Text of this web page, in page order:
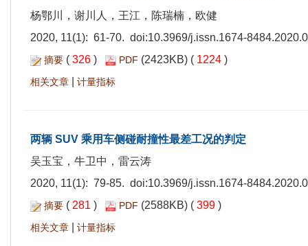
杨鄂川，谢川人，王江，陈瑞楠，欧健
2020, 11(1): 61-70. doi:10.3969/j.issn.1674-
摘要 ( 326 ) PDF (2423KB) ( 1224 )
相关文章 计量指标
两辆 SUV 乘用车侧碰耐撞性最差工况的判定
吴玉宝，牛卫中，雷云涛
2020, 11(1): 79-85. doi:10.3969/j.issn.1674-
摘要 ( 281 ) PDF (2588KB) ( 399 )
相关文章 计量指标